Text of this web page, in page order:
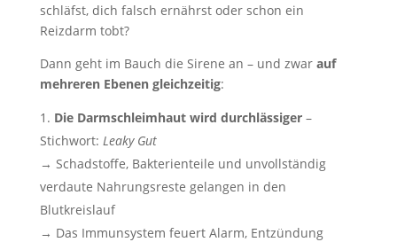
schläfst, dich falsch ernährst oder schon ein
Reizdarm tobt?
Dann geht im Bauch die Sirene an – und zwar auf
mehreren Ebenen gleichzeitig:
Die Darmschleimhaut wird durchlässiger–
Stichwort: Leaky Gut
→ Schadstoffe, Bakterienteile und unvollständig
verdaute Nahrungsreste gelangen in den
Blutkreislauf
→ Das Immunsystem feuert Alarm, Entzündung